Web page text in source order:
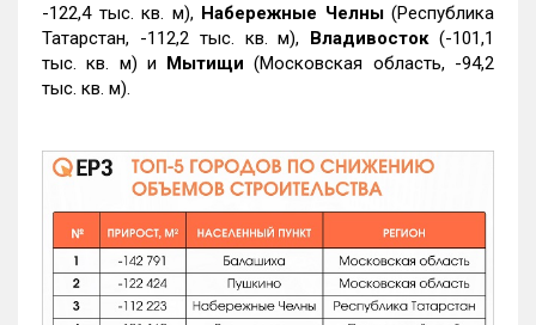
-122,4 тыс. кв. м), Набережные Челны(Республика
Татарстан, -112,2 тыс. кв. м), Владивосток(-101,1
тыс. кв. м) и Мытищи (Московская область, -94,2
тыс. кв. м).